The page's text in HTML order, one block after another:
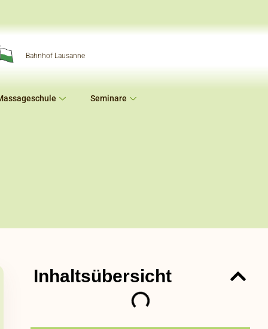
Bahnhof Lausanne
Seminare
Inhaltsübersicht